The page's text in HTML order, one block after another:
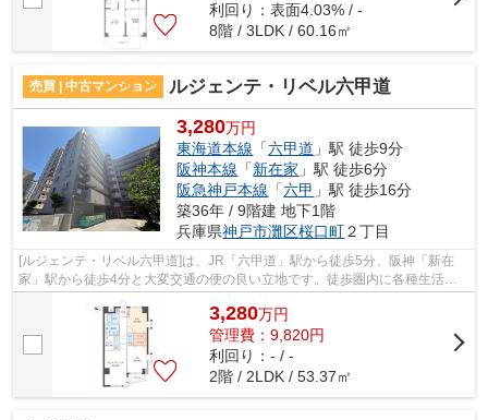
利回り：表面4.03% / -
8階 / 3LDK / 60.16㎡
売買 | 中古マンション ルジェンテ・リベル六甲道
3,280万円
東海道本線 「六甲道 」駅 徒歩9分
阪神本線 「新在家 」駅 徒歩6分
阪急神戸本線 「六甲 」駅 徒歩16分
築36年 / 9階建 地下1階
兵庫県神戸市灘区桜口町２丁目
[ルジェンテ・リベル六甲道]は、JR「六甲道」駅から徒歩5分、阪神「新在
家」駅から徒歩4分と大変交通の便の良い立地です。徒歩圏内に各種生活施
設が充実しています。 人気の小中学校区...
3,280万円
管理費：9,820円
利回り：- / -
2階 / 2LDK / 53.37㎡